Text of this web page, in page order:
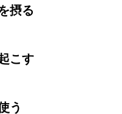
摂る
こす
う